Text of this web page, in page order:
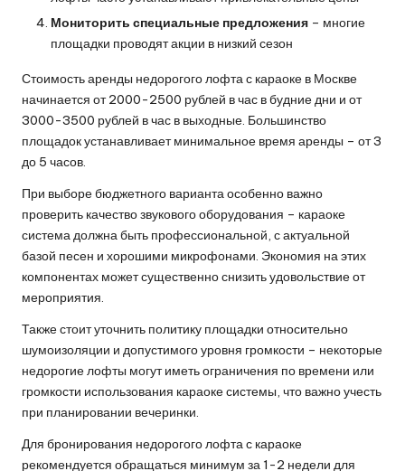
Мониторить специальные предложения – многие
площадки проводят акции в низкий сезон
Стоимость аренды недорогого лофта с караоке в Москве
начинается от 2000-2500 рублей в час в будние дни и от
3000-3500 рублей в час в выходные. Большинство
площадок устанавливает минимальное время аренды – от 3
до 5 часов.
При выборе бюджетного варианта особенно важно
проверить качество звукового оборудования – караоке
система должна быть профессиональной, с актуальной
базой песен и хорошими микрофонами. Экономия на этих
компонентах может существенно снизить удовольствие от
мероприятия.
Также стоит уточнить политику площадки относительно
шумоизоляции и допустимого уровня громкости – некоторые
недорогие лофты могут иметь ограничения по времени или
громкости использования караоке системы, что важно учесть
при планировании вечеринки.
Для бронирования недорогого лофта с караоке
рекомендуется обращаться минимум за 1-2 недели для